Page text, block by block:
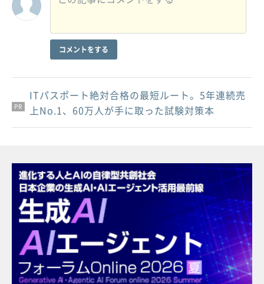
コメントをする
PR
PR
PR
ITパスポート絶対合格の最短ルート。5年連続売
上No.1、60万人が手に取った試験対策本